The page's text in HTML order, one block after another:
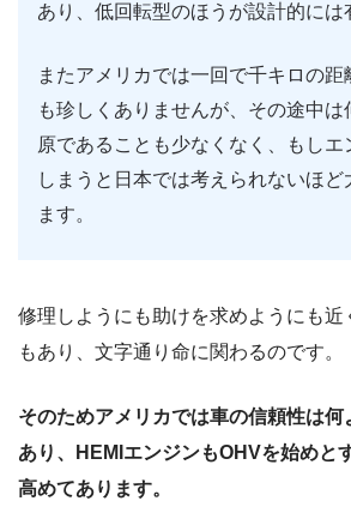
あり、低回転型のほうが設計的には
またアメリカでは一回で千キロの距
も珍しくありませんが、その途中
原であることも少なくなく、もしエ
しまうと日本では考えられないほど
ます。
修理しようにも助けを求めようにも近
もあり、文字通り命に関わるのです。
そのためアメリカでは車の信頼性は
あり、HEMIエンジンもOHVを始めと
高めてあります。